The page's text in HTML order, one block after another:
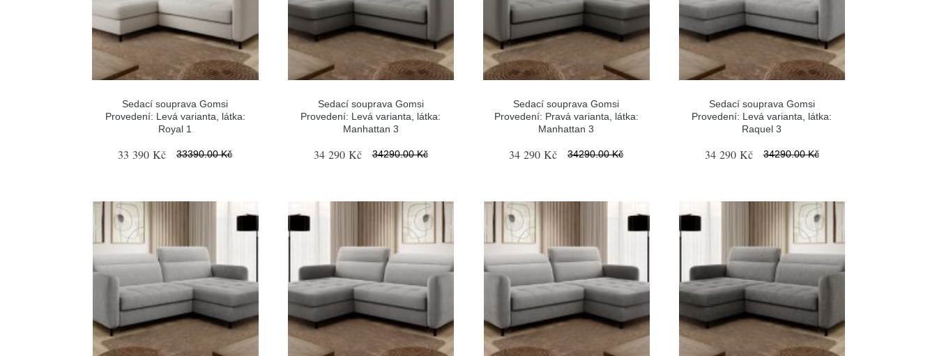
Sedací souprava Gomsi
Provedení: Levá varianta, látka:
Royal 1
33 390 Kč 33390.00 Kč
Sedací souprava Gomsi
Provedení: Levá varianta, látka:
Manhattan 3
34 290 Kč 34290.00 Kč
Sedací souprava Gomsi
Provedení: Pravá varianta, látka:
Manhattan 3
34 290 Kč 34290.00 Kč
Sedací souprava Gomsi
Provedení: Levá varianta, látka:
Raquel 3
34 290 Kč 34290.00 Kč